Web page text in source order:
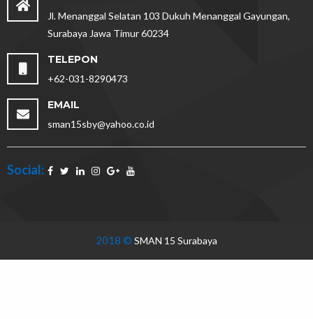
Jl. Menanggal Selatan 103 Dukuh Menanggal Gayungan,
Surabaya Jawa Timur 60234
TELEPON
+62-031-8290473
EMAIL
sman15sby@yahoo.co.id
Social:
2018 © SMAN 15 Surabaya